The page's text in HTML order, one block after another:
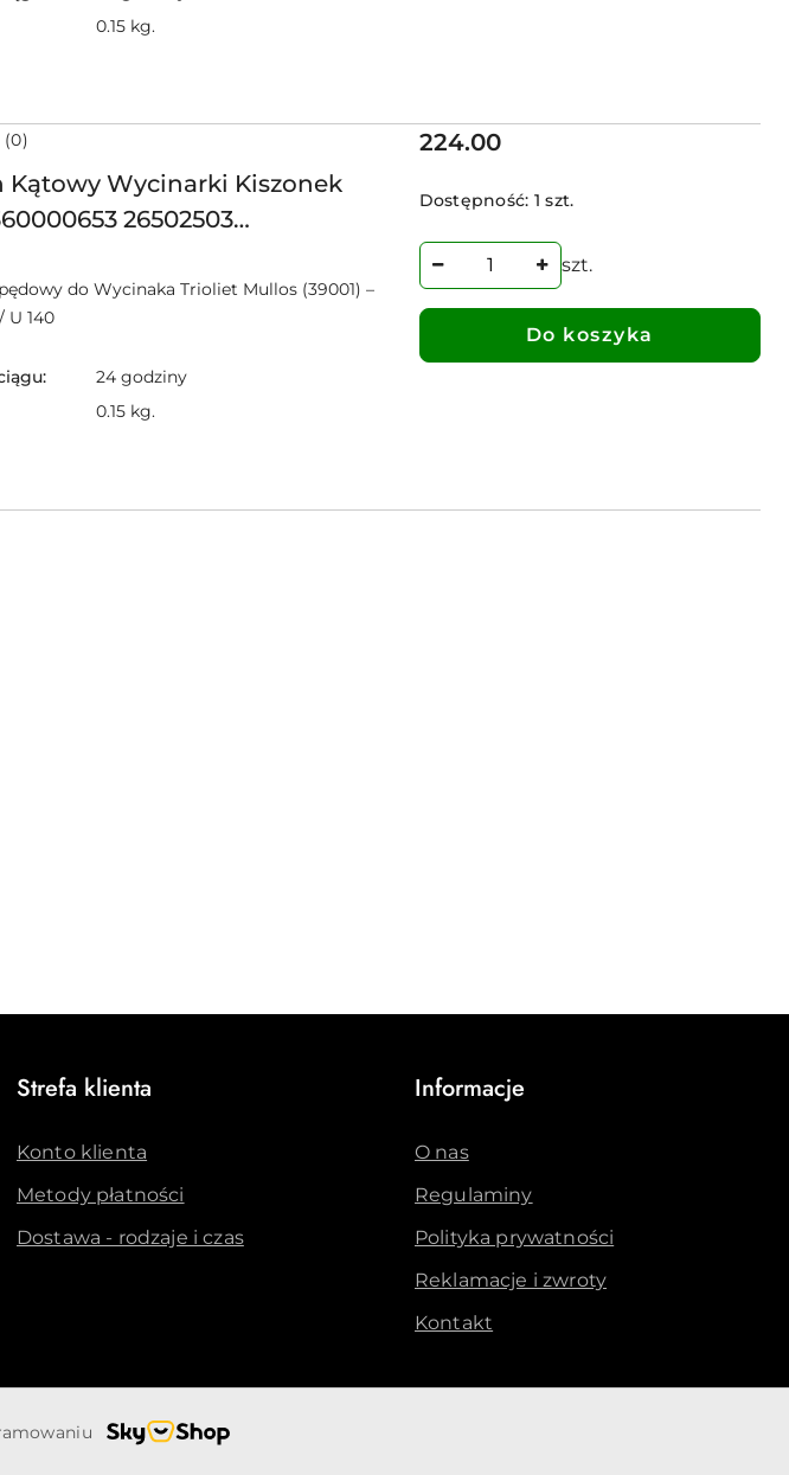
0.15 kg.
Kątowy Wycinarki Kiszonek
26502503
(0)
do Wycinaka Trioliet Mullos (39001) –
U 140
24 godziny
0.15 kg.
Cena:
224.00
Dostępność: 1 szt.
szt.
Do koszyka
Strefa klienta
Konto klienta
Metody płatności
Dostawa - rodzaje i czas
Informacje
O nas
Regulaminy
Polityka prywatności
Reklamacje i zwroty
Kontakt